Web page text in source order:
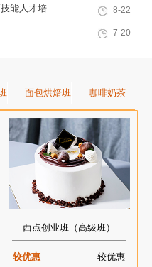
一名
能人才培
8-22
7-20
面包烘焙班 咖啡奶茶
西点创业班（高级班）
较优惠 较优惠